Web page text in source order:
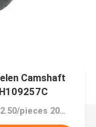
Camshaft
Prijs：$12.50/pieces 20-99 pieces